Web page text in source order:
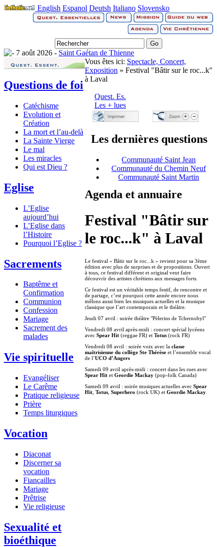
English Espanol Deutsh Italiano Slovensko
7 août 2026 - Saint Gaétan de Thienne
Questions de foi
Catéchisme
Evolution et
Création
La mort et l’au-delà
La Sainte Vierge
Le mal
Les miracles
Qui est Dieu ?
Eglise
L’Eglise
aujourd’hui
L’Eglise dans
l’Histoire
Pourquoi l’Eglise ?
Sacrements
Baptême et
Confirmation
Communion
Confession
Mariage
Sacrement des
malades
Vie spirituelle
Evangéliser
Le Carême
Pratique religieuse
Prière
Temps liturgiques
Vocation
Diaconat
Discerner sa
vocation
Fiançailles
Mariage
Prêtrise
Vie religieuse
Sexualité et
bioéthique
Vous êtes ici: Spectacle, Concert,
Exposition » Festival "Bâtir sur le roc...k"
à Laval
Quest. Es.
Les + lues
Les dernières questions
Communauté Saint Jean
Communauté du Chemin Neuf
Communauté Saint Martin
Agenda et annuaire
Festival "Bâtir sur
le roc...k" à Laval
Le festival « Bâtir sur le roc...k » revient pour sa 3ème
édition avec plus de surprises et de propositions. Ouvert
à tous, ce festival différent et original veut faire
découvrir des artistes chrétiens aux messages forts.
Ce festival est un véritable temps festif, de rencontre et
de partage, c’est pourquoi cette année encore nous
mêlons aussi bien les musiques actuelles et la musique
classique que l’art contemporain et le théâtre.
Jeudi 07 avril : soirée théâtre "Pèlerins de Tchernobyl"
Vendredi 08 avril après-midi : concert spécial lycéens
avec Spear Hit (reggae FR) et Totus (rock FR)
Vendredi 08 avril : soirée voix avec la classe
maîtrisienne du collège Ste Thérèse et l’ensemble vocal
de l’UCO d’Angers
Samedi 09 avril après-midi : concert dans les rues avec
Spear Hit et Geordie Mackay (pop-folk Canada)
Samedi 09 avril : soirée musiques actuelles avec Spear
Hit Totus Superhero (rock UK) et Geordie Mackay